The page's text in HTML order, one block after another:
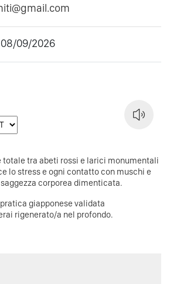
09/2026
totale tra abeti rossi e larici monumentali
lo stress e ogni contatto con muschi e
corporea dimenticata.
giapponese validata
rigenerato/a nel profondo.